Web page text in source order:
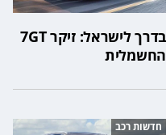
בדרך לישראל: זיקר 7GT
החשמלית
חדשות רכב